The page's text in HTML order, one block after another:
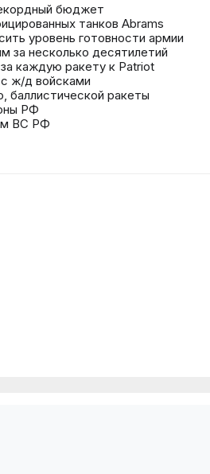
бюджет
танков Abrams
уровень готовности армии
за несколько десятилетий
каждую ракету к Patriot
ж/д войсками
баллистической ракеты
РФ
ВС РФ